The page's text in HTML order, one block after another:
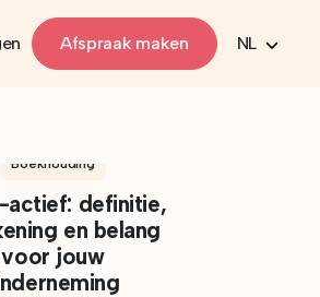
Afspraak maken NL
Boekhouding
actief: definitie,
en belang
voor jouw